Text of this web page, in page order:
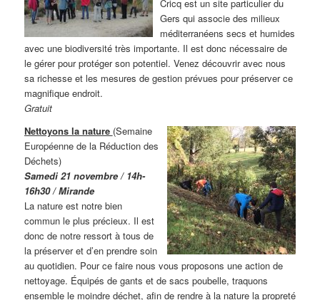
Cricq est un site particulier du
Gers qui associe des milieux
méditerranéens secs et humides
avec une biodiversité très importante. Il est donc nécessaire de
le gérer pour protéger son potentiel. Venez découvrir avec nous
sa richesse et les mesures de gestion prévues pour préserver ce
magnifique endroit.
Gratuit
Nettoyons la nature (Semaine
Européenne de la Réduction des
Déchets)
Samedi 21 novembre / 14h-
16h30 / Mirande
La nature est notre bien
commun le plus précieux. Il est
donc de notre ressort à tous de
la préserver et d’en prendre soin
au quotidien. Pour ce faire nous vous proposons une action de
nettoyage. Équipés de gants et de sacs poubelle, traquons
ensemble le moindre déchet, afin de rendre à la nature la propreté